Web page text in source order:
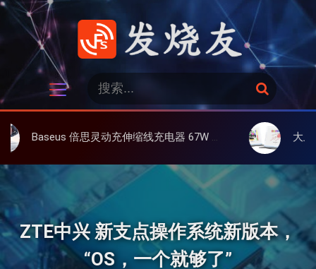
跳
发烧友
：
搜
索
动充伸缩线充电器 67W 3C，超耐用可伸缩线、氮化镓、3C多设备同时充 大上 Paperlike 13K 彩
ZTE中兴 新支点操作系统新版本，
“OS，一个就够了”